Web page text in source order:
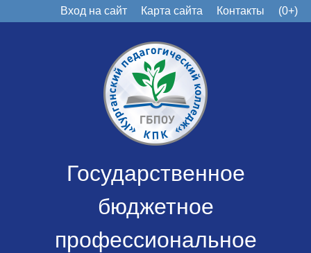
Вход на сайт Карта сайта Контакты (0+)
Государственное
бюджетное
профессиональное